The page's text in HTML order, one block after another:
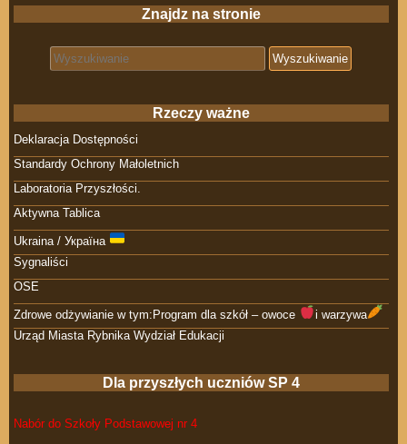
Znajdz na stronie
Search for:
Rzeczy ważne
Deklaracja Dostępności
Standardy Ochrony Małoletnich
Laboratoria Przyszłości.
Aktywna Tablica
Ukraina / Україна
Sygnaliści
OSE
Zdrowe odżywianie w tym:Program dla szkół – owoce
i warzywa
Urząd Miasta Rybnika Wydział Edukacji
Dla przyszłych uczniów SP 4
Nabór do Szkoły Podstawowej nr 4